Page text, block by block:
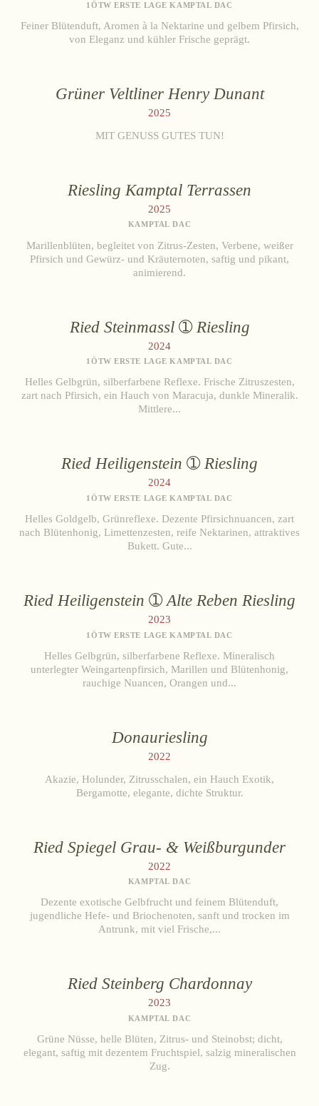
1ÖTW ERSTE LAGE KAMPTAL DAC
Feiner Blütenduft, Aromen à la Nektarine und gelbem Pfirsich,
von Eleganz und kühler Frische geprägt.
Grüner Veltliner Henry Dunant
2025
MIT GENUSS GUTES TUN!
Riesling Kamptal Terrassen
2025
KAMPTAL DAC
Marillenblüten, begleitet von Zitrus-Zesten, Verbene, weißer
Pfirsich und Gewürz- und Kräuternoten, saftig und pikant,
animierend.
Ried Steinmassl Riesling
2024
1ÖTW ERSTE LAGE KAMPTAL DAC
Helles Gelbgrün, silberfarbene Reflexe. Frische Zitruszesten,
zart nach Pfirsich, ein Hauch von Maracuja, dunkle Mineralik.
Mittlere...
Ried Heiligenstein Riesling
2024
1ÖTW ERSTE LAGE KAMPTAL DAC
Helles Goldgelb, Grünreflexe. Dezente Pfirsichnuancen, zart
nach Blütenhonig, Limettenzesten, reife Nektarinen, attraktives
Bukett. Gute...
Ried Heiligenstein Alte Reben Riesling
2023
1ÖTW ERSTE LAGE KAMPTAL DAC
Helles Gelbgrün, silberfarbene Reflexe. Mineralisch
unterlegter Weingartenpfirsich, Marillen und Blütenhonig,
rauchige Nuancen, Orangen und...
Donauriesling
2022
Akazie, Holunder, Zitrusschalen, ein Hauch Exotik,
Bergamotte, elegante, dichte Struktur.
Ried Spiegel Grau- & Weißburgunder
2022
KAMPTAL DAC
Dezente exotische Gelbfrucht und feinem Blütenduft,
jugendliche Hefe- und Briochenoten, sanft und trocken im
Antrunk, mit viel Frische,...
Ried Steinberg Chardonnay
2023
KAMPTAL DAC
Grüne Nüsse, helle Blüten, Zitrus- und Steinobst; dicht,
elegant, saftig mit dezentem Fruchtspiel, salzig mineralischen
Zug.